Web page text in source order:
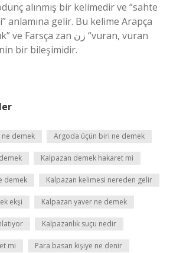
alınmış bir kelimedir ve “sahte
anlamına gelir. Bu kelime Arapça
bir bileşimidir.
demek Argoda üçün biri ne demek
Kalpazan demek hakaret mi
demek Kalpazan kelimesi nereden gelir
ekşi Kalpazan yaver ne demek
Kalpazanlık suçu nedir
mi Para basan kişiye ne denir